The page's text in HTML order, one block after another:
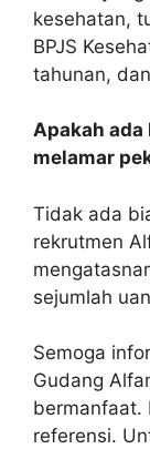
kesehatan,
BPJS
tahunan,
Apakah
melamar
Tidak ada
rekrutmen
sejumlah
Semoga
Gudang
bermanfaat.
referensi.